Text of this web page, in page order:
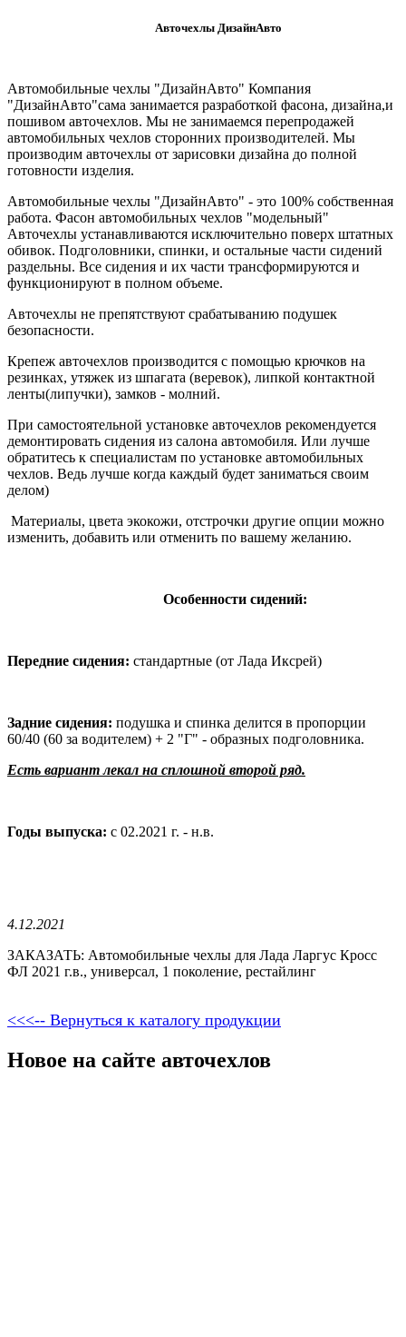
Авточехлы ДизайнАвто
Автомобильные чехлы "ДизайнАвто" Компания
"ДизайнАвто"сама занимается разработкой фасона, дизайна,и
пошивом авточехлов. Мы не занимаемся перепродажей
автомобильных чехлов сторонних производителей. Мы
производим авточехлы от зарисовки дизайна до полной
готовности изделия.
Автомобильные чехлы "ДизайнАвто" - это 100% собственная
работа. Фасон автомобильных чехлов "модельный"
Авточехлы устанавливаются исключительно поверх штатных
обивок. Подголовники, спинки, и остальные части сидений
раздельны. Все сидения и их части трансформируются и
функционируют в полном объеме.
Авточехлы не препятствуют срабатыванию подушек
безопасности.
Крепеж авточехлов производится с помощью крючков на
резинках, утяжек из шпагата (веревок), липкой контактной
ленты(липучки), замков - молний.
При самостоятельной установке авточехлов рекомендуется
демонтировать сидения из салона автомобиля. Или лучше
обратитесь к специалистам по установке автомобильных
чехлов. Ведь лучше когда каждый будет заниматься своим
делом)
Материалы, цвета экокожи, отстрочки другие опции можно
изменить, добавить или отменить по вашему желанию.
Особенности сидений:
Передние сидения: стандартные (от Лада Иксрей)
Задние сидения: подушка и спинка делится в пропорции
60/40 (60 за водителем) + 2 "Г" - образных подголовника.
Есть вариант лекал на сплошной второй ряд.
Годы выпуска: с 02.2021 г. - н.в.
4.12.2021
ЗАКАЗАТЬ: Автомобильные чехлы для Лада Ларгус Кросс
ФЛ 2021 г.в., универсал, 1 поколение, рестайлинг
<<<-- Вернуться к каталогу продукции
Новое на сайте авточехлов